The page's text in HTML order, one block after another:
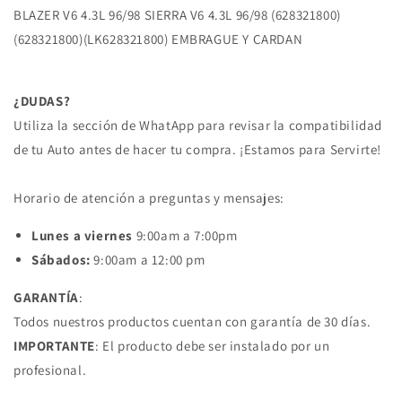
96/98
SIERRA
GENERAL
MOTORS
96/98
SIERRA
MOTORS
BLAZER V6 4.3L 96/98 SIERRA V6 4.3L 96/98 (628321800)
(628321800)(LK628321800) EMBRAGUE Y CARDAN
¿DUDAS?
Utiliza la sección de WhatApp para revisar la compatibilidad
de tu Auto antes de hacer tu compra. ¡Estamos para Servirte!
Horario de atención a preguntas y mensajes:
Lunes a viernes 9:00am a 7:00pm
Sábados: 9:00am a 12:00 pm
GARANTÍA:
Todos nuestros productos cuentan con garantía de 30 días.
IMPORTANTE: El producto debe ser instalado por un
profesional.